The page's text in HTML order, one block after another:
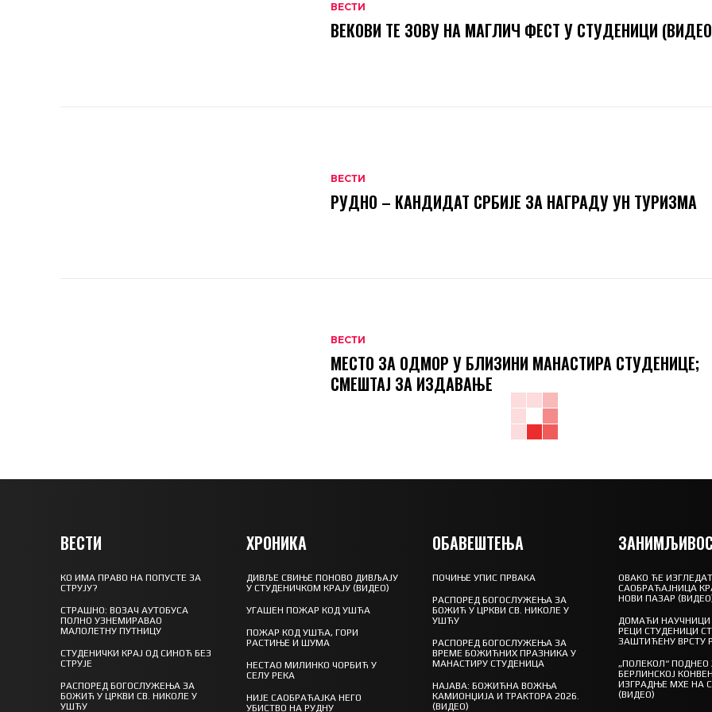
ВЕСТИ
ВЕКОВИ ТЕ ЗОВУ НА МАГЛИЧ ФЕСТ У СТУДЕНИЦИ
ВЕСТИ
РУДНО – КАНДИДАТ СРБИЈЕ ЗА НАГРАДУ УН ТУРИЗМА
ВЕСТИ
МЕСТО ЗА ОДМОР У БЛИЗИНИ МАНАСТИРА СТУДЕНИЦЕ;
СМЕШТАЈ ЗА ИЗДАВАЊЕ
ВЕСТИ
КО ИМА ПРАВО НА ПОПУСТЕ ЗА
СТРУЈУ?
СТРАШНО: ВОЗАЧ АУТОБУСА
ПОЛНО УЗНЕМИРАВАО
МАЛОЛЕТНУ ПУТНИЦУ
СТУДЕНИЧКИ КРАЈ ОД СИНОЋ БЕЗ
СТРУЈЕ
РАСПОРЕД БОГОСЛУЖЕЊА ЗА
БОЖИЋ У ЦРКВИ СВ. НИКОЛЕ У
УШЋУ
ХРОНИКА
ДИВЉЕ СВИЊЕ ПОНОВО ДИВЉАЈУ
У СТУДЕНИЧКОМ КРАЈУ (ВИДЕО)
УГАШЕН ПОЖАР КОД УШЋА
ПОЖАР КОД УШЋА, ГОРИ
РАСТИЊЕ И ШУМА
НЕСТАО МИЛИНКО ЧОРБИЋ У
СЕЛУ РЕКА
НИЈЕ САОБРАЋАЈКА НЕГО
УБИСТВО НА РУДНУ
ОБАВЕШТЕЊА
ПОЧИЊЕ УПИС ПРВАКА
РАСПОРЕД БОГОСЛУЖЕЊА ЗА
БОЖИЋ У ЦРКВИ СВ. НИКОЛЕ У
УШЋУ
РАСПОРЕД БОГОСЛУЖЕЊА ЗА
ВРЕМЕ БОЖИЋНИХ ПРАЗНИКА У
МАНАСТИРУ СТУДЕНИЦА
НАЈАВА: БОЖИЋНА ВОЖЊА
КАМИОНЏИЈА И ТРАКТОРА 2026.
(ВИДЕО)
ОВАКО ЋЕ
САОБРАЋАЈНИЦА
НОВИ ПАЗАР
ДОМАЋИ НАУЧНИЦИ
РЕЦИ СТУДЕНИЦИ
ЗАШТИЋЕНУ ВРСТУ
„ПОЛЕКОЛ“
БЕРЛИНСКОЈ
ИЗГРАДЊЕ МХЕ НА
(ВИДЕО)